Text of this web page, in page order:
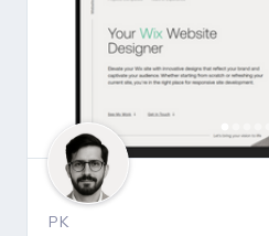
PK